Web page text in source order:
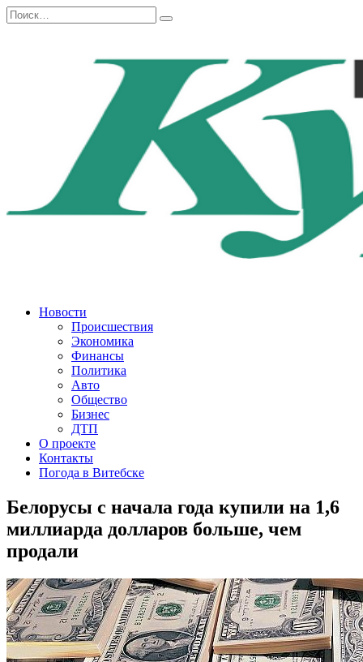
Перейти
к
Search
for:
Новости
Происшествия
Экономика
Финансы
Политика
Авто
Общество
Бизнес
ДТП
О проекте
Контакты
Погода в Витебске
Белорусы с начала года купили на 1,6
миллиарда долларов больше, чем
продали